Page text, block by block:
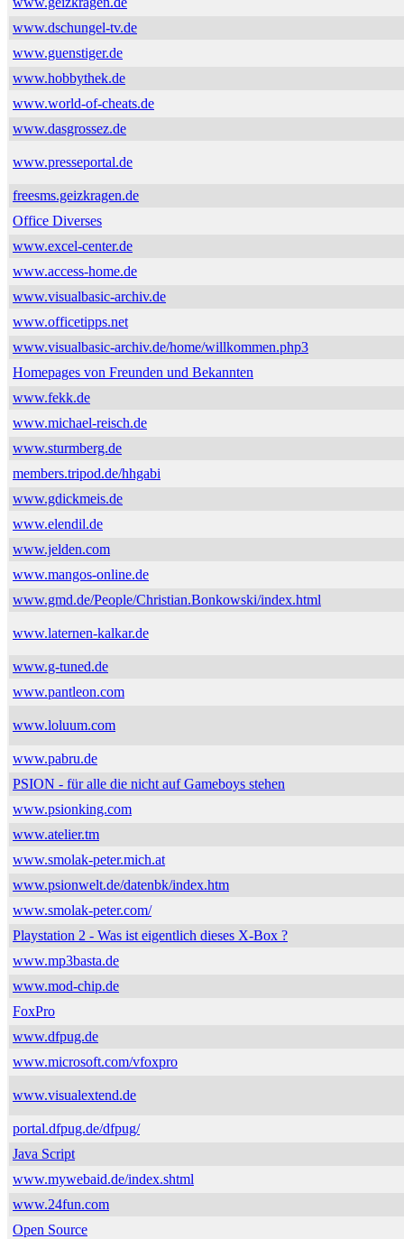
www.dschungel-tv.de
www.guenstiger.de
www.hobbythek.de
www.world-of-cheats.de
www.dasgrossez.de
www.presseportal.de
freesms.geizkragen.de
Office Diverses
www.excel-center.de
www.access-home.de
www.visualbasic-archiv.de
www.officetipps.net
www.visualbasic-archiv.de/home/willkommen.php3
Homepages von Freunden und Bekannten
www.fekk.de
www.michael-reisch.de
www.sturmberg.de
members.tripod.de/hhgabi
www.gdickmeis.de
www.elendil.de
www.jelden.com
www.mangos-online.de
www.gmd.de/People/Christian.Bonkowski/index.html
www.laternen-kalkar.de
www.g-tuned.de
www.pantleon.com
www.loluum.com
www.pabru.de
PSION - für alle die nicht auf Gameboys stehen
www.psionking.com
www.atelier.tm
www.smolak-peter.mich.at
www.psionwelt.de/datenbk/index.htm
www.smolak-peter.com/
Playstation 2 - Was ist eigentlich dieses X-Box ?
www.mp3basta.de
www.mod-chip.de
FoxPro
www.dfpug.de
www.microsoft.com/vfoxpro
www.visualextend.de
portal.dfpug.de/dfpug/
Java Script
www.mywebaid.de/index.shtml
www.24fun.com
Open Source